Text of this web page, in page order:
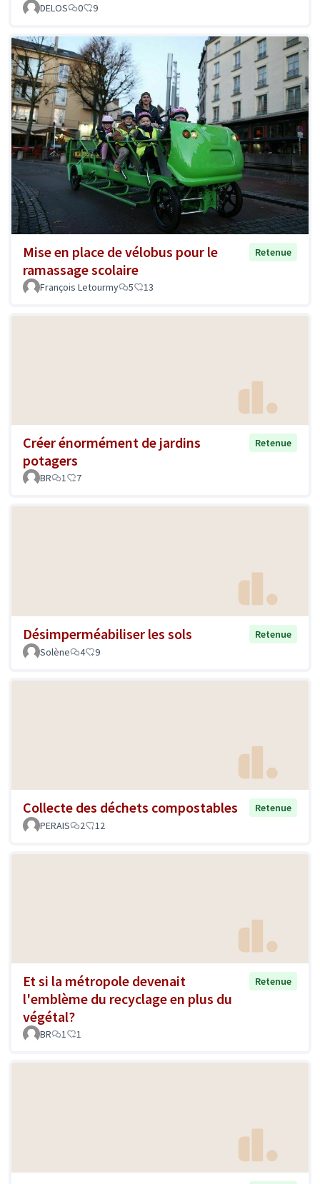
DELOS 0 9
Mise en place de vélobus pour le
ramassage scolaire
Retenue
François Letourmy 5 13
Créer énormément de jardins
potagers
Retenue
BR 1 7
Désimperméabiliser les sols
Retenue
Solène
4 9
Collecte des déchets compostables
Retenue
PERAIS
2 12
Et si la métropole devenait
l'emblème du recyclage en plus du
végétal?
Retenue
BR 1 1